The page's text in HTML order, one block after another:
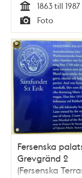
Tid
1863 till 1987
Typ
Foto
Fersenska
Grevgränd 2
(Fersenska